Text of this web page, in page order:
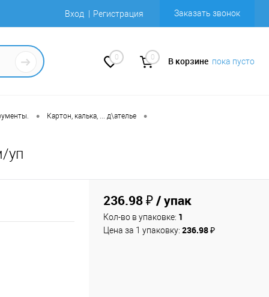
Вход Регистрация Заказать звонок
0 0 В корзине пока пусто
• Картон, калька, ... д\ателье •
уп
236.98 ₽/ упак
Кол-во в упаковке: 1
Цена за 1 упаковку: 236.98 ₽